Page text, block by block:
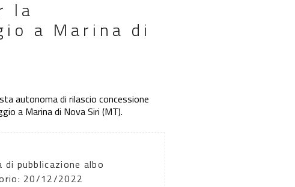
la
a Marina di
autonoma di rilascio concessione
a Marina di Nova Siri (MT).
di pubblicazione albo
20/12/2022